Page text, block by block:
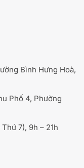
Bình Hưng Hoà,
Phố 4, Phường
7), 9h – 21h